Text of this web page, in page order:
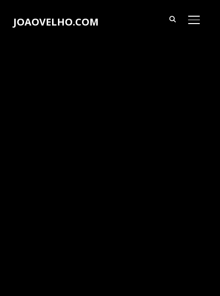
JOAOVELHO.COM